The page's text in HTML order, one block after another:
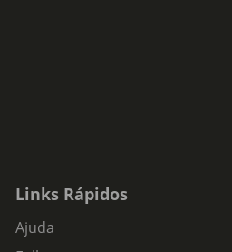
Links Rápidos
Ajuda